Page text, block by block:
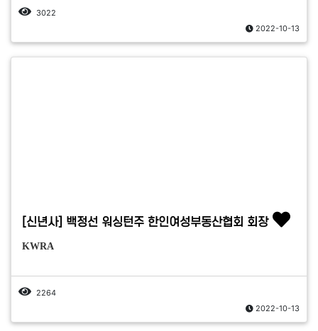
3022
2022-10-13
[신년사] 백정선 워싱턴주 한인여성부동산협회 회장
KWRA
2264
2022-10-13